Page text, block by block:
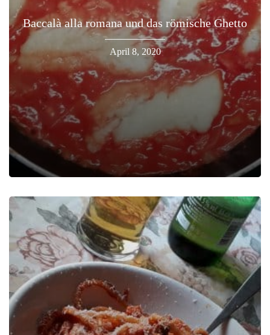
Baccalà alla romana und das römische Ghetto
April 8, 2020